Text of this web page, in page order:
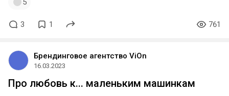
5
3 1 761
Брендинговое агентство ViOn
16.03.2023
Про любовь к... маленьким машинкам